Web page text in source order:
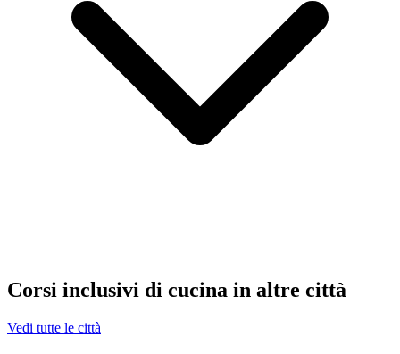
Corsi inclusivi di cucina in altre città
Vedi tutte le città